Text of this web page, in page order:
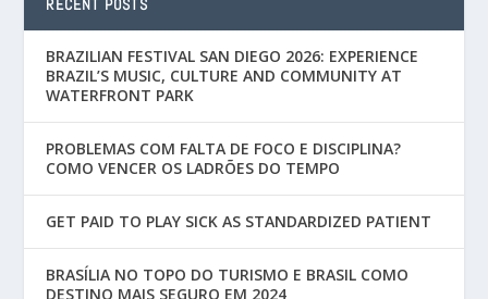
RECENT POSTS
BRAZILIAN FESTIVAL SAN DIEGO 2026: EXPERIENCE
BRAZIL’S MUSIC, CULTURE AND COMMUNITY AT
WATERFRONT PARK
PROBLEMAS COM FALTA DE FOCO E DISCIPLINA?
COMO VENCER OS LADRÕES DO TEMPO
GET PAID TO PLAY SICK AS STANDARDIZED PATIENT
BRASÍLIA NO TOPO DO TURISMO E BRASIL COMO
DESTINO MAIS SEGURO EM 2024